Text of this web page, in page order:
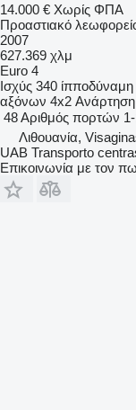
14.000 € Χωρίς ΦΠΑ
Προαστιακό
2007
627.369 χλμ
Euro 4
Ισχύς 340
αξόνων 4x2 Ανάρτηση
48Αριθμός πορτών
Λιθουανία,
UAB Transporto
Επικοινωνία με τον